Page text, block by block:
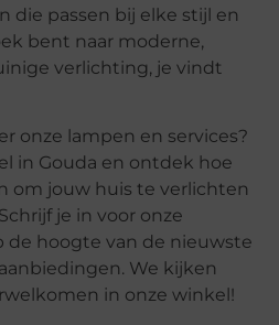
die passen bij elke stijl en
bent naar moderne,
verlichting, je vindt
onze lampen en services?
in Gouda en ontdek hoe
om jouw huis te verlichten
je in voor onze
de hoogte van de nieuwste
We kijken
in onze winkel!